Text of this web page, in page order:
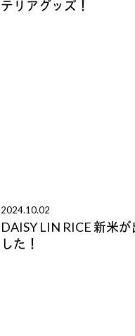
テリアグッズ！
2024.10.02
DAISY LIN RICE 新米
した！